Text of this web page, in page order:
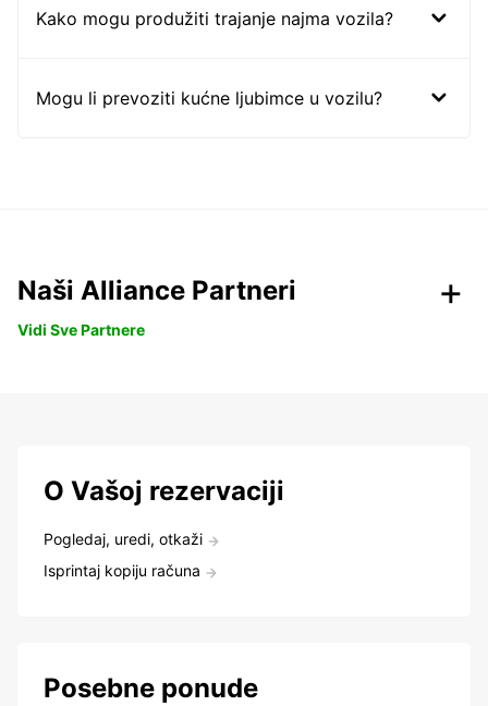
Kako mogu produžiti trajanje najma vozila?
Mogu li prevoziti kućne ljubimce u vozilu?
Naši Alliance Partneri
Vidi Sve Partnere
O Vašoj rezervaciji
Pogledaj, uredi, otkaži
Isprintaj kopiju računa
Posebne ponude